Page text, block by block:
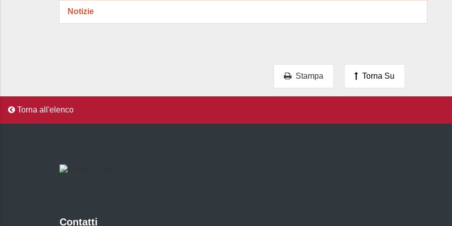
Notizie
Stampa Torna Su
Torna all'elenco
Contatti